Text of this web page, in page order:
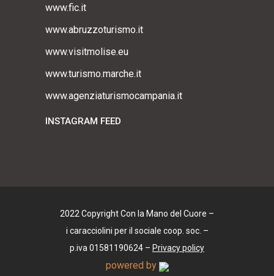
www.fic.it
www.abruzzoturismo.it
www.visitmolise.eu
www.turismo.marche.it
www.agenziaturismocampania.it
INSTAGRAM FEED
2022 Copyright Con la Mano del Cuore –
i caracciolini per il sociale coop. soc. –
p.iva 01581190624 – Privacy policy
powered by